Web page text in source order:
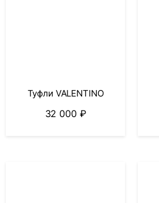
Туфли VALENTINO
32 000 ₽